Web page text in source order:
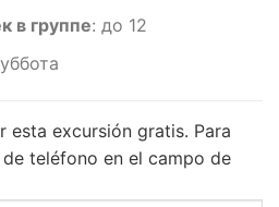
в группе: до 12
esta excursión gratis. Para
teléfono en el campo de